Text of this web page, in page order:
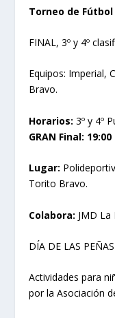
Torneo de Fútbol
FINAL, 3º y 4º
Equipos: Imperial,
Bravo.
Horarios: 3º y 4º
GRAN Final: 19:00
Lugar:
Torito Bravo.
Colabora: JMD La
DÍA DE LAS PEÑAS
Actividades para
por la Asociación